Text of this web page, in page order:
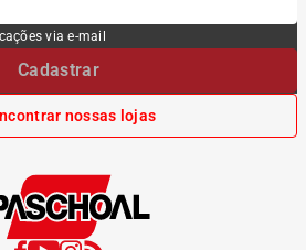
via e-mail
Cadastrar
nossas lojas